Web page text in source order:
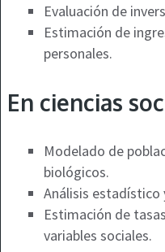
Evaluación de
Estimación de
personales.
En ciencias
Modelado de
biológicos.
Análisis estadístico
Estimación de
variables sociales.